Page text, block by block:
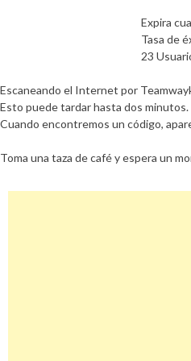
Expira
Tasa de
23
Escaneando el Internet por
Esto puede tardar hasta dos minutos.
Cuando encontremos un código,
Toma una taza de café y espera un